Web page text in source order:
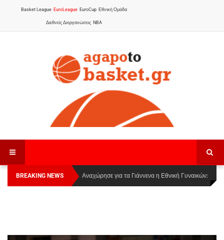
Basket League EuroLeague EuroCup Εθνική Ομάδα
Διεθνείς Διοργανώσεις NBA
BREAKING NEWS
Οι Πάνθηρες Καβάλας στην Women Basketball
League 1
Αναχώρησε για τα Γιάννενα η Εθνική Γυναικών